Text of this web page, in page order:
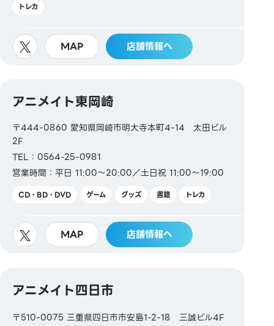
トレカ
MAP 店舗情報へ
アニメイト東岡崎
〒444-0860 愛知県岡崎市明大寺本町4-14 太田ビル
2F
TEL：0564-25-0981
営業時間：平日 11:00～20:00／土日祝 11:00～19:00
CD・BD・DVD ゲーム グッズ 書籍 トレカ
MAP 店舗情報へ
アニメイト四日市
〒510-0075 三重県四日市市安島1-2-18 三誠ビル4F